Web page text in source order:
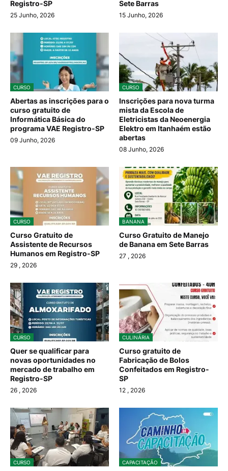
Registro-SP
25 Junho, 2026
Sete Barras
15 Junho, 2026
CURSO
Abertas as inscrições para o
curso gratuito de
Informática Básica do
programa VAE Registro-SP
09 Junho, 2026
CURSO
Inscrições para nova turma
mista da Escola de
Eletricistas da Neoenergia
Elektro em Itanhaém estão
abertas
08 Junho, 2026
CURSO
Curso Gratuito de
Assistente de Recursos
Humanos em Registro-SP
29 , 2026
BANANA
Curso Gratuito de Manejo
de Banana em Sete Barras
27 , 2026
CURSO
Quer se qualificar para
novas oportunidades no
mercado de trabalho em
Registro-SP
26 , 2026
CULINÁRIA
Curso gratuito de
Fabricação de Bolos
Confeitados em Registro-
SP
12 , 2026
CURSO CAPACITAÇÃO